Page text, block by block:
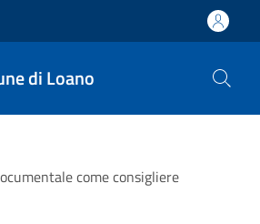
di Loano
come consigliere